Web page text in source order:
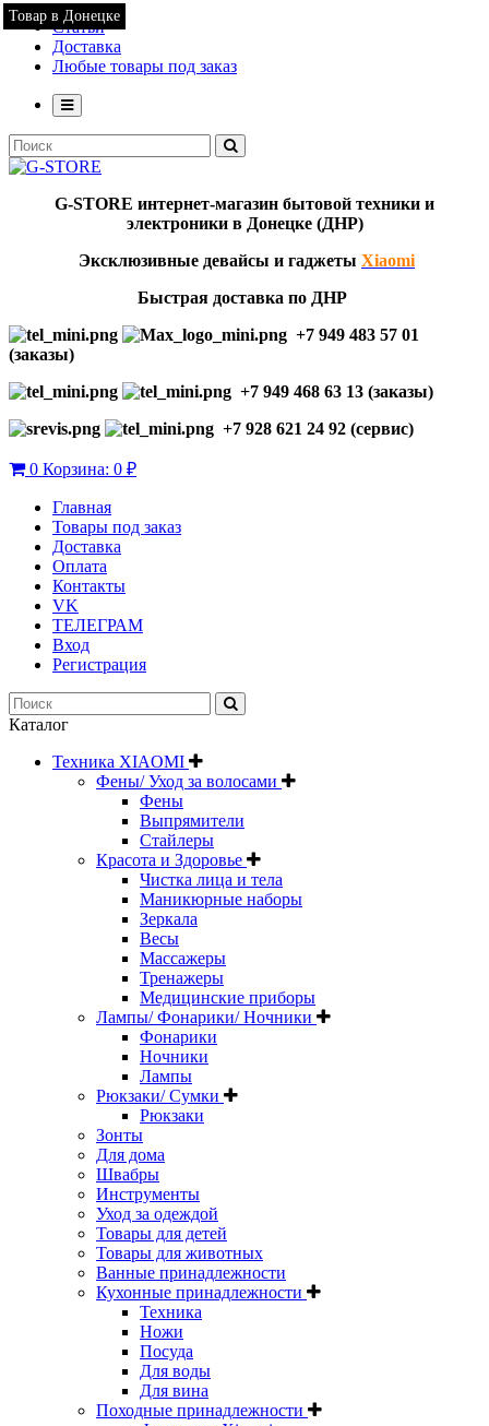
Статьи
Доставка
Любые товары под заказ
G-STORE интернет-магазин бытовой техники и
электроники в Донецке (ДНР)
Эксклюзивные девайсы и гаджеты Xiaomi
Быстрая доставка по ДНР
+7 949 483 57 01
(заказы)
+7 949 468 63 13 (заказы)
+7 928 621 24 92 (сервис)
0 Корзина: 0 ₽
Главная
Товары под заказ
Доставка
Оплата
Контакты
VK
ТЕЛЕГРАМ
Вход
Регистрация
Каталог
Техника XIAOMI
Фены/ Уход за волосами
Фены
Выпрямители
Стайлеры
Красота и Здоровье
Чистка лица и тела
Маникюрные наборы
Зеркала
Весы
Массажеры
Тренажеры
Медицинские приборы
Лампы/ Фонарики/ Ночники
Фонарики
Ночники
Лампы
Рюкзаки/ Сумки
Рюкзаки
Зонты
Для дома
Швабры
Инструменты
Уход за одеждой
Товары для детей
Товары для животных
Ванные принадлежности
Кухонные принадлежности
Техника
Ножи
Посуда
Для воды
Для вина
Походные принадлежности
Товар в Донецке